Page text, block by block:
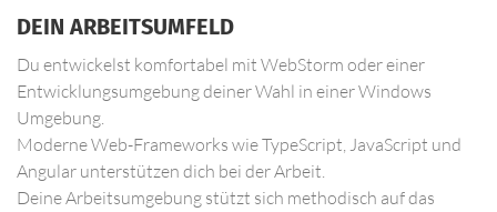
DEIN ARBEITSUMFELD
Du entwickelst komfortabel mit WebStorm oder einer
Entwicklungsumgebung deiner Wahl in einer Windows
Umgebung.
Moderne Web-Frameworks wie TypeScript, JavaScript und
Angular unterstützen dich bei der Arbeit.
Deine Arbeitsumgebung stützt sich methodisch auf das